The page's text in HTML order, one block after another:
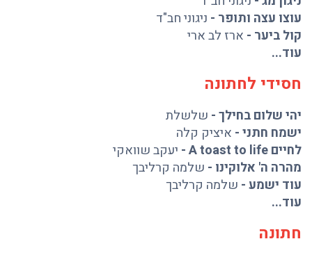
עוצו עצה ותופר - ניגוני חב"ד
קול ביער - ארז לב ארי
עוד...
חסידי לחתונה
יהי שלום בחילך- שלשלת
ישמח חתני- איציק קלה
לחיים A toast to life
- יעקב שוואקי
מהרה ה' אלוקינו - שלמה קרליבך
עוד ישמע- שלמה קרליבך
עוד...
חתונה